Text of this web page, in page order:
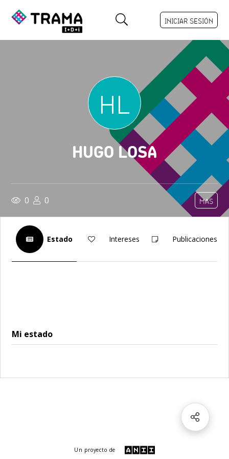
INICIAR SESIÓN
HL
HUGO LOSA
0 0 MÁS
Estado Intereses Publicaciones
Mi estado
Un proyecto de